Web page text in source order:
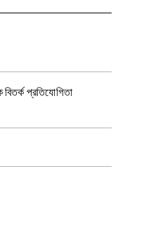
প্রতিযোগিতা